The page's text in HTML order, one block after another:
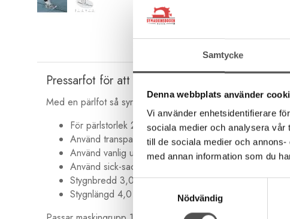
Samtycke
Denna webbplats använder
Vi använder enhetsidentifierare
sociala medier och analysera vår
till de sociala medier och
med annan information som du
Samtyckesval
Nödvändig
Pressarfot för att sy fast pärlband
Med en pärlfot så syr du fast pärlband med din symaskin.
För pärlstorlek 2-3 mm
Använd transparent övertråd
Använd vanlig undertråd
Använd sick-sack söm
Stygnbredd 3,0
Stygnlängd 4,0